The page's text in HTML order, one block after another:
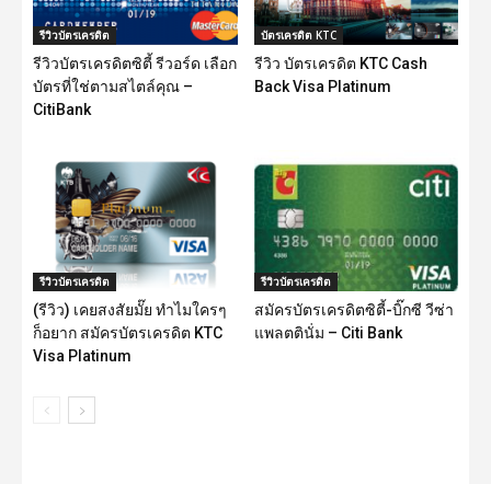
รีวิวบัตรเครดิต
รีวิวบัตรเครดิตซิตี้ รีวอร์ด เลือก
บัตรที่ใช่ตามสไตล์คุณ –
CitiBank
บัตรเครดิต KTC
รีวิว บัตรเครดิต KTC Cash
Back Visa Platinum
รีวิวบัตรเครดิต
(รีวิว) เคยสงสัยมั๊ย ทำไมใครๆ
ก็อยาก สมัครบัตรเครดิต KTC
Visa Platinum
รีวิวบัตรเครดิต
สมัครบัตรเครดิตซิตี้-บิ๊กซี วีซ่า
แพลตตินั่ม – Citi Bank